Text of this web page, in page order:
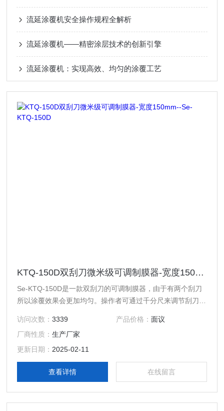
流延涂覆机安全操作规程全解析
流延涂覆机——精密涂层技术的创新引擎
流延涂覆机：实现高效、均匀的涂覆工艺
KTQ-150D双刮刀微米级可调制膜器-宽度150mm--Se-KTQ-150D
Se-KTQ-150D是一款双刮刀的可调制膜器，由于有两个刮刀
所以涂覆效果会更加均匀。操作者可通过千分尺来调节刮刀与
极，陶瓷膜前期的生瓷带及各种薄膜。
访问次数：3339 产品价格： 面议
厂商性质：生产厂家
更新日期： 2025-02-11
查看详情 在线留言